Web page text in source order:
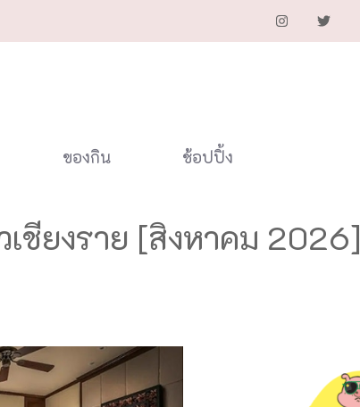
ของกิน ช้อปปิ้ง
ชียงราย [สิงหาคม 2026]